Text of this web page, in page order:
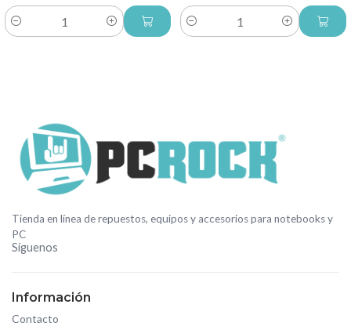
Cantidad Cantidad
Tienda en línea de repuestos, equipos y accesorios para notebooks y
PC
Síguenos
Información
Contacto